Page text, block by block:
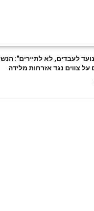
לעבדים, לא לתיירים":
על צווים נגד אזרחות מלידה